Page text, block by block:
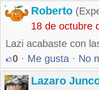
Roberto
18 de octubre
Lazi acabaste con
0 · Me gusta · No
Lazaro